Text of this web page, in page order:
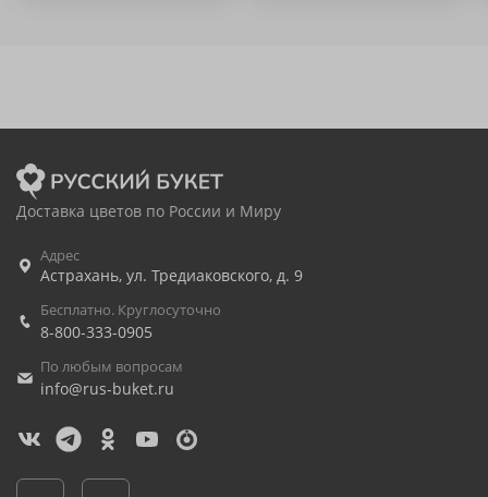
Доставка цветов по России и Миру
Адрес
Астрахань, ул. Тредиаковского, д. 9
Бесплатно. Круглосуточно
8-800-333-0905
По любым вопросам
info@rus-buket.ru